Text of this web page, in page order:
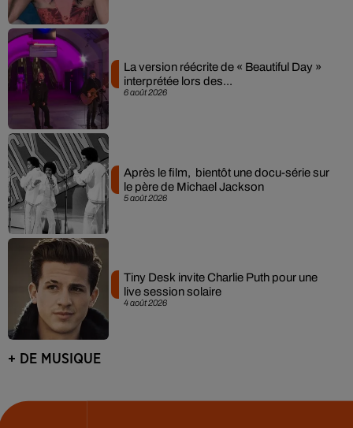
6 août 2026
La version réécrite de « Beautiful Day »
interprétée lors des...
5 août 2026
Après le film, bientôt une docu-série sur
le père de Michael Jackson
4 août 2026
Tiny Desk invite Charlie Puth pour une
live session solaire
+ DE MUSIQUE